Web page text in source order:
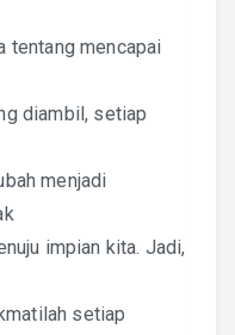
tentang mencapai
diambil, setiap
menjadi
impian kita. Jadi,
setiap